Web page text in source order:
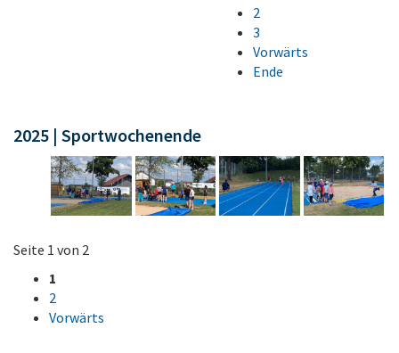
2
3
Vorwärts
Ende
2025 | Sportwochenende
Seite 1 von 2
1
2
Vorwärts